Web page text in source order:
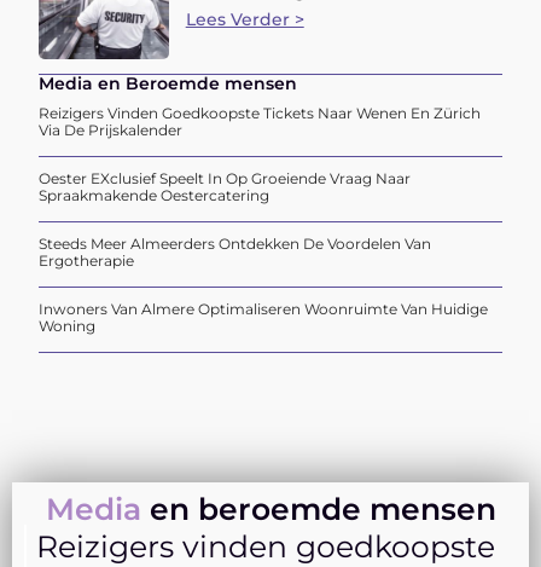
Lees Verder >
Media en Beroemde mensen
Reizigers Vinden Goedkoopste Tickets Naar Wenen En Zürich
Via De Prijskalender
Oester EXclusief Speelt In Op Groeiende Vraag Naar
Spraakmakende Oestercatering
Steeds Meer Almeerders Ontdekken De Voordelen Van
Ergotherapie
Inwoners Van Almere Optimaliseren Woonruimte Van Huidige
Woning
Media en beroemde mensen
Reizigers vinden goedkoopste